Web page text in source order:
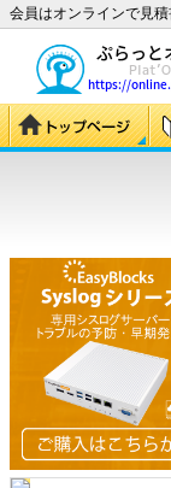
会員はオンラインで見